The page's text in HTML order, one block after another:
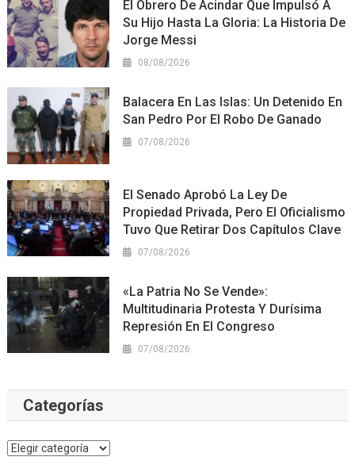
El Obrero De Acindar Que Impulsó A
Su Hijo Hasta La Gloria: La Historia De
Jorge Messi
08/08/2026
Balacera En Las Islas: Un Detenido En
San Pedro Por El Robo De Ganado
07/08/2026
El Senado Aprobó La Ley De
Propiedad Privada, Pero El Oficialismo
Tuvo Que Retirar Dos Capítulos Clave
07/08/2026
«La Patria No Se Vende»:
Multitudinaria Protesta Y Durísima
Represión En El Congreso
07/08/2026
Categorías
Categorías